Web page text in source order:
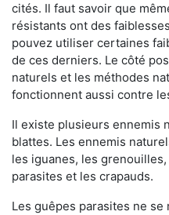
cités. Il faut savoir que
résistants ont des
pouvez utiliser certaines
de ces derniers. Le côté
naturels et les méthodes
fonctionnent aussi contre
Il existe plusieurs ennemis
blattes. Les ennemis
les iguanes, les
parasites et les crapauds.
Les guêpes parasites ne